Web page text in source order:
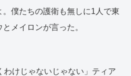
。僕たちの護衛も無しに1人で東
メイロンが言った。
わけじゃないじゃない」ティア